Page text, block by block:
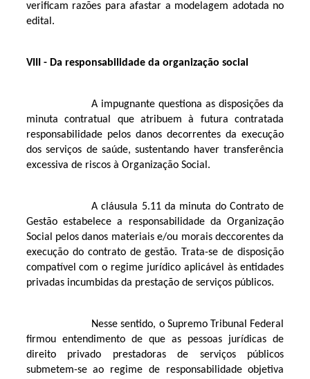
verificam razões para afastar a modelagem adotada no
edital.
VIII - Da responsabilidade da organização social
A impugnante questiona as disposições da
minuta contratual que atribuem à futura contratada
responsabilidade pelos danos decorrentes da execução
dos serviços de saúde, sustentando haver transferência
excessiva de riscos à Organização Social.
A cláusula 5.11 da minuta do Contrato de
Gestão estabelece a responsabilidade da Organização
Social pelos danos materiais e/ou morais deccorentes da
execução do contrato de gestão. Trata-se de disposição
compatível com o regime jurídico aplicável às entidades
privadas incumbidas da prestação de serviços públicos.
Nesse sentido, o Supremo Tribunal Federal
firmou entendimento de que as pessoas jurídicas de
direito privado prestadoras de serviços públicos
submetem-se ao regime de responsabilidade objetiva